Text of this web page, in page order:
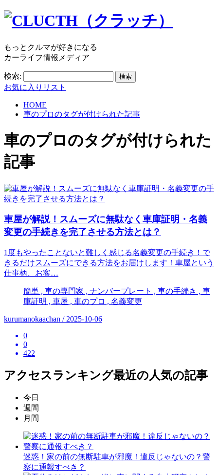
もっとクルマが好きになる
カーライフ情報メディア
検索:
お気に入りリスト
HOME
車のプロのタグが付けられた記事
車のプロのタグが付けられた
記事
車屋が解説！スムーズに無駄なく車庫証明・名義
変更の手続きを完了させる方法とは？
1度もやったことないと難しく感じる名義変更の手続き！で
きるだけスムーズにできる方法をお届けします！車屋という
仕事柄、お客…
簡単 , 車の専門家 , ナンバープレート , 車の手続き , 車
庫証明 , 車屋 , 車のプロ , 名義変更
kurumanokaachan / 2025-10-06
0
0
422
アクセスランキング最近の人気の記事
今日
週間
月間
迷惑！家の前の無断駐車が邪魔！違反じゃないの？警
察に通報すべき？